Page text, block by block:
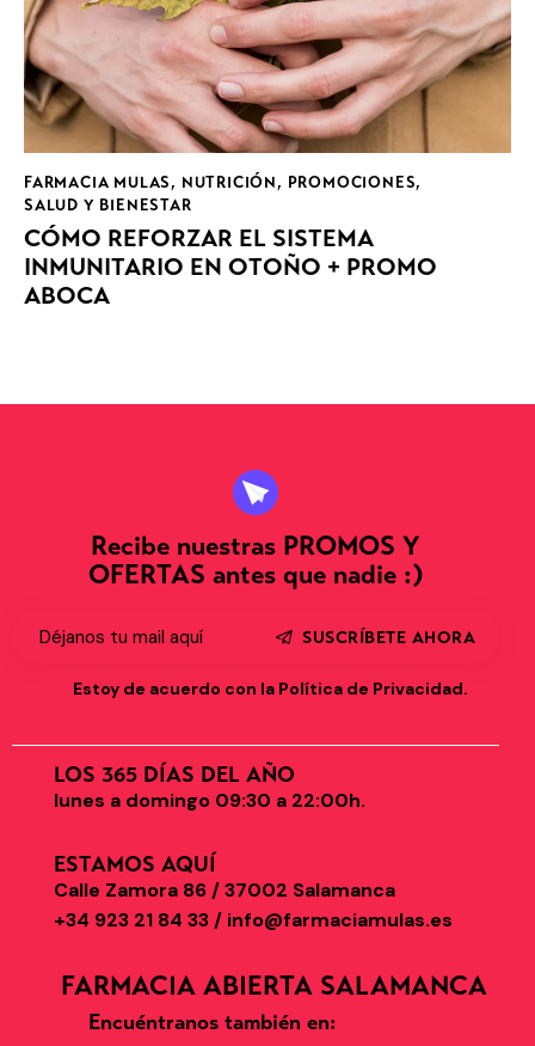
FARMACIA MULAS, NUTRICIÓN, PROMOCIONES,
SALUD Y BIENESTAR
CÓMO REFORZAR EL SISTEMA
INMUNITARIO EN OTOÑO + PROMO
ABOCA
Recibe nuestras PROMOS Y
OFERTAS antes que nadie :)
SUSCRÍBETE AHORA
Estoy de acuerdo con la Política de Privacidad.
LOS 365 DÍAS DEL AÑO
lunes a domingo 09:30 a 22:00h.
ESTAMOS AQUÍ
Calle Zamora 86 / 37002 Salamanca
+34 923 21 84 33 / info@farmaciamulas.es
FARMACIA ABIERTA SALAMANCA
Encuéntranos también en: